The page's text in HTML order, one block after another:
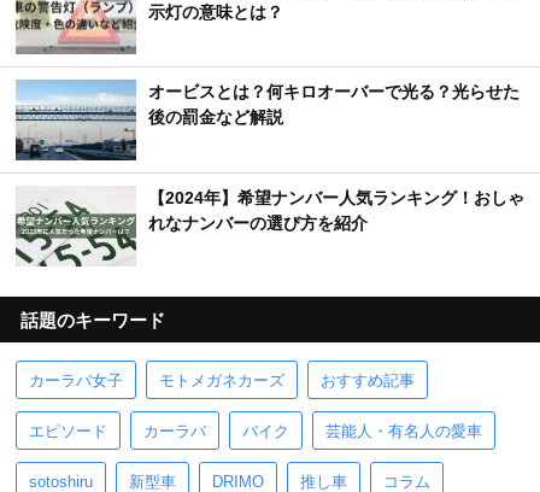
示灯の意味とは？
オービスとは？何キロオーバーで光る？光らせた
後の罰金など解説
【2024年】希望ナンバー人気ランキング！おしゃ
れなナンバーの選び方を紹介
話題のキーワード
カーラバ女子 モトメガネカーズ おすすめ記事
エピソード カーラバ バイク 芸能人・有名人の愛車
sotoshiru 新型車 DRIMO 推し車 コラム